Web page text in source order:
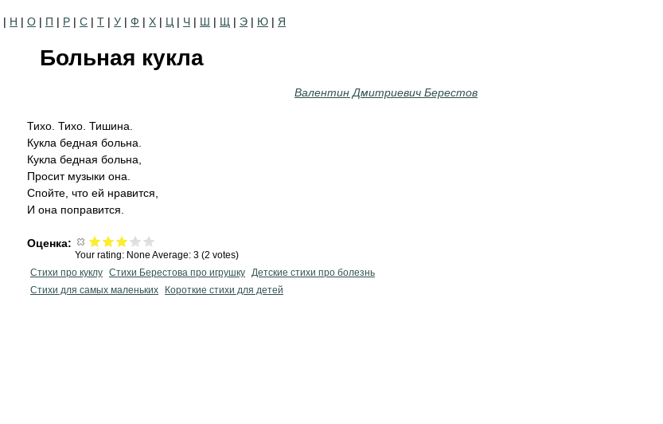
| Н | О | П | Р | С | Т | У | Ф | Х | Ц | Ч | Ш | Щ | Э | Ю | Я
Больная кукла
Валентин Дмитриевич Берестов
Тихо. Тихо. Тишина.
Кукла бедная больна.
Кукла бедная больна,
Просит музыки она.
Спойте, что ей нравится,
И она поправится.
Оценка:
Your rating: None Average: 3 (2 votes)
Стихи про куклу Стихи Берестова про игрушку Детские стихи про болезнь
Стихи для самых маленьких
Короткие стихи для детей